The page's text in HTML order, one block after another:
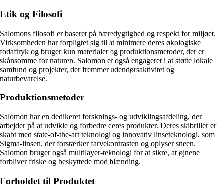
Etik og Filosofi
Salomons filosofi er baseret på bæredygtighed og respekt for miljøet.
Virksomheden har forpligtet sig til at minimere deres økologiske
fodaftryk og bruger kun materialer og produktionsmetoder, der er
skånsomme for naturen. Salomon er også engageret i at støtte lokale
samfund og projekter, der fremmer udendørsaktivitet og
naturbevarelse.
Produktionsmetoder
Salomon har en dedikeret forsknings- og udviklingsafdeling, der
arbejder på at udvikle og forbedre deres produkter. Deres skibriller er
skabt med state-of-the-art teknologi og innovativ linseteknologi, som
Sigma-linsen, der forstærker farvekontrasten og oplyser sneen.
Salomon bruger også multilayer-teknologi for at sikre, at øjnene
forbliver friske og beskyttede mod blænding.
Forholdet til Produktet